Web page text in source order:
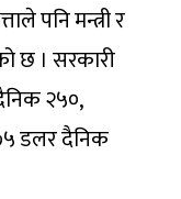
पनि मन्त्री र
छ । सरकारी
२५०,
डलर दैनिक